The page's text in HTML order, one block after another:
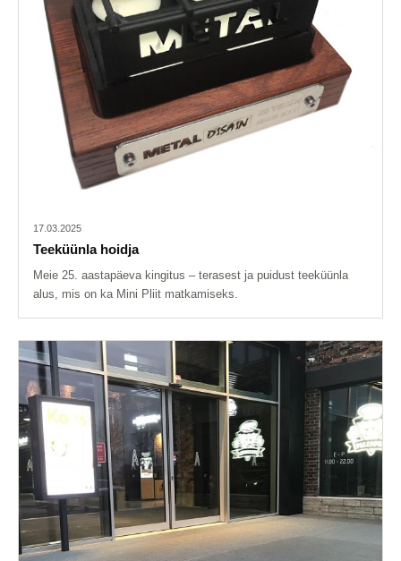
17.03.2025
Teeküünla hoidja
Meie 25. aastapäeva kingitus – terasest ja puidust teeküünla
alus, mis on ka Mini Pliit matkamiseks.